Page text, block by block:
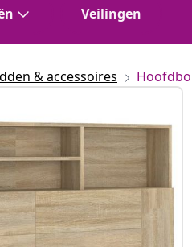
Veilingen
& accessoires